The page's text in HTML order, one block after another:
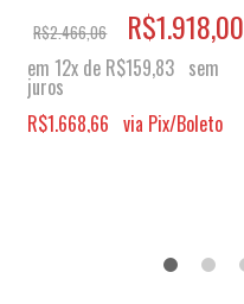
R$2.466,06 R$1.918,00
em 12x de R$159,83 sem
juros
R$1.668,66 via Pix/Boleto